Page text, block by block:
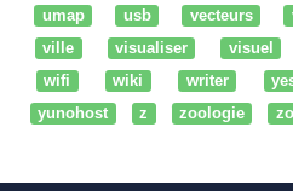
umap
usb vecteurs
ville
visualiser visuel
wifi
wiki writer
yunohost
z zoologie